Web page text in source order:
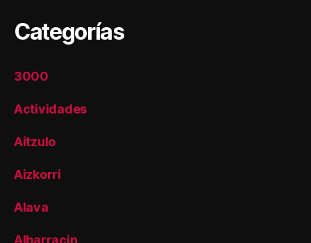
Categorías
3000
Actividades
Aitzulo
Aizkorri
Alava
Albarracin